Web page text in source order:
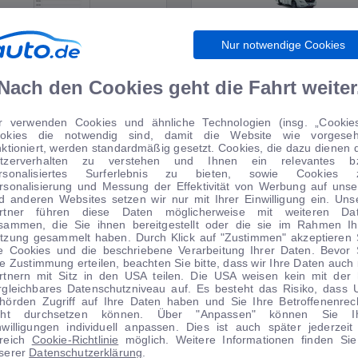
WIRTSCHAFT WOHNMOBILE
TIPPS VOM AUTOMARKT
Anzahlung
1|19 1 |11
Nur notwendige Cookies
den Cookies geht die Fahrt
verwenden Cookies und ähnliche Technologien (insg.
die notwendig sind, damit die Website wie
werden standardmäßig gesetzt. Cookies, die dazu dienen
zu verstehen und Ihnen ein relevantes
Surferlebnis zu bieten, sowie Cookies
und Messung der Effektivität von Werbung auf
anderen Websites setzen wir nur mit Ihrer Einwilligung ein.
führen diese Daten möglicherweise mit weiteren
die Sie ihnen bereitgestellt oder die sie im Rahmen
gesammelt haben. Durch Klick auf "Zustimmen" akzeptieren
Cookies und die beschriebene Verarbeitung Ihrer Daten. Bevor
Zustimmung erteilen, beachten Sie bitte, dass wir Ihre Daten auch
mit Sitz in den USA teilen. Die USA weisen kein mit der
Datenschutzniveau auf. Es besteht das Risiko, dass
Zugriff auf Ihre Daten haben und Sie Ihre
durchsetzen können. Über "Anpassen" können Sie
individuell anpassen. Dies ist auch später jederzeit
Cookie-Richtlinie möglich. Weitere Informationen finden
Datenschutzerklärung